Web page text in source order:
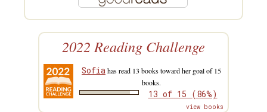
2022 Reading Challenge
Sofiahas read 13 books toward her goal of 15
books.
13 of 15 (86%)
view books